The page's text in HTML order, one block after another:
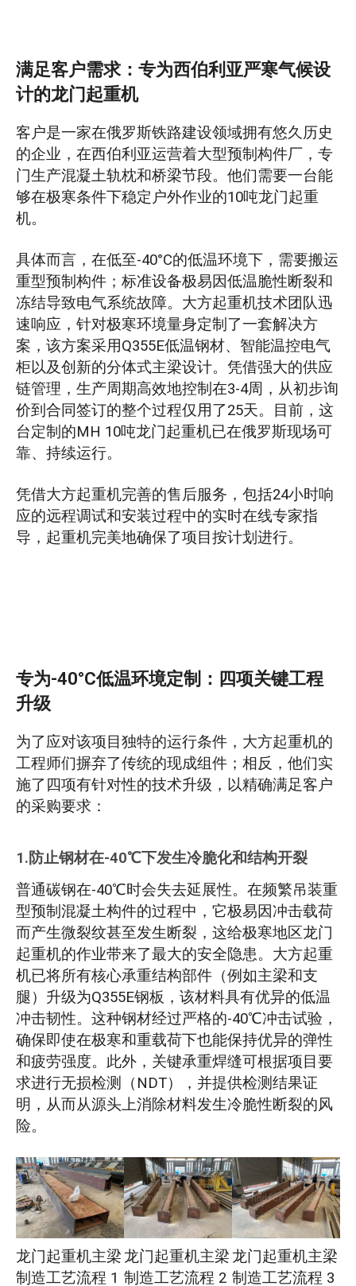
4. 安全的跨境包装：确保起重机安全运输
绿色龙门起重机成功交付西伯利亚
满足客户需求：专为西伯利亚严寒气候设
计的龙门起重机
客户是一家在俄罗斯铁路建设领域拥有悠久历史
的企业，在西伯利亚运营着大型预制构件厂，专
门生产混凝土轨枕和桥梁节段。他们需要一台能
够在极寒条件下稳定户外作业的10吨龙门起重
机。
具体而言，在低至-40°C的低温环境下，需要搬运
重型预制构件；标准设备极易因低温脆性断裂和
冻结导致电气系统故障。大方起重机技术团队迅
速响应，针对极寒环境量身定制了一套解决方
案，该方案采用Q355E低温钢材、智能温控电气
柜以及创新的分体式主梁设计。凭借强大的供应
链管理，生产周期高效地控制在3-4周，从初步询
价到合同签订的整个过程仅用了25天。目前，这
台定制的MH 10吨龙门起重机已在俄罗斯现场可
靠、持续运行。
凭借大方起重机完善的售后服务，包括24小时响
应的远程调试和安装过程中的实时在线专家指
导，起重机完美地确保了项目按计划进行。
专为-40°C低温环境定制：四项关键工程
升级
为了应对该项目独特的运行条件，大方起重机的
工程师们摒弃了传统的现成组件；相反，他们实
施了四项有针对性的技术升级，以精确满足客户
的采购要求：
1.防止钢材在-40℃下发生冷脆化和结构开裂
普通碳钢在-40℃时会失去延展性。在频繁吊装重
型预制混凝土构件的过程中，它极易因冲击载荷
而产生微裂纹甚至发生断裂，这给极寒地区龙门
起重机的作业带来了最大的安全隐患。大方起重
机已将所有核心承重结构部件（例如主梁和支
腿）升级为Q355E钢板，该材料具有优异的低温
冲击韧性。这种钢材经过严格的-40℃冲击试验，
确保即使在极寒和重载荷下也能保持优异的弹性
和疲劳强度。此外，关键承重焊缝可根据项目要
求进行无损检测（NDT），并提供检测结果证
明，从而从源头上消除材料发生冷脆性断裂的风
险。
龙门起重机主梁
制造工艺流程 1
龙门起重机主梁
制造工艺流程 2
龙门起重机主梁
制造工艺流程 3